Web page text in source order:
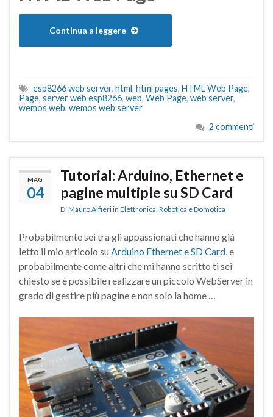
Continua a leggere
esp8266 web server, html, html pages, HTML Web Page,
Page, server web esp8266, web, Web Page, web server,
wemos web, wemos web server
2 commenti
MAG
04
Tutorial: Arduino, Ethernet e
pagine multiple su SD Card
DiMauro Alfieri in Elettronica Robotica e Domotica
Probabilmente sei tra gli appassionati che hanno già
letto il mio articolo su Arduino Ethernet e SD Card, e
probabilmente come altri che mi hanno scritto ti sei
chiesto se è possibile realizzare un piccolo WebServer in
grado di gestire più pagine e non solo la home …